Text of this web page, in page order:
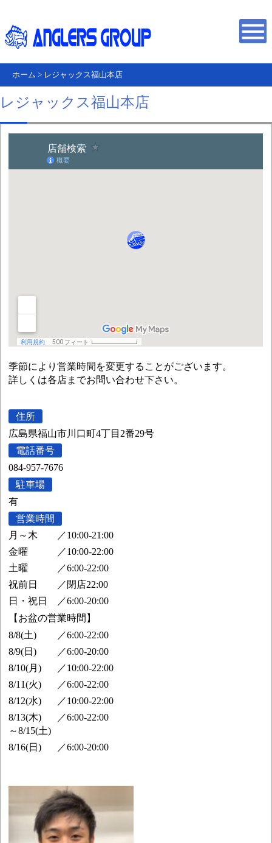
ホーム > レジャックス福山本店
レジャックス福山本店
季節により営業時間を変更することがございます。
詳しくは各店までお問い合わせ下さい。
住所
広島県福山市川口町4丁目2番29号
電話番号
084-957-7676
駐車場
有
営業時間
月～木
／10:00-21:00
金曜
／10:00-22:00
土曜
／6:00-22:00
祝前日
／ 閉店22:00
日・祝日
／6:00-20:00
【お盆の営業時間】
8/8(土)
／6:00-22:00
8/9(日)
／6:00-20:00
8/10(月)
／10:00-22:00
8/11(火)
／6:00-22:00
8/12(水)
／10:00-22:00
8/13(木)
～8/15(土)
／6:00-22:00
8/16(日) ／6:00-20:00